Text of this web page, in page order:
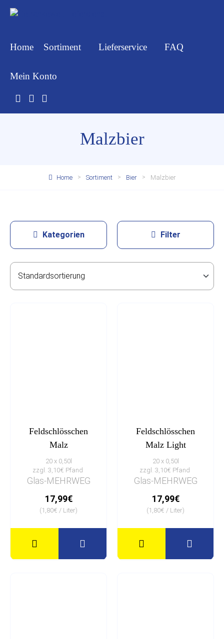
Home Sortiment Lieferservice FAQ
Mein Konto
Malzbier
Home Sortiment Bier Malzbier
Kategorien Filter
Feldschlösschen
Malz
20 x 0,50l
zzgl. 3,10€ Pfand
Glas-MEHRWEG
17,99€
(1,80€ / Liter)
Feldschlösschen
Malz Light
20 x 0,50l
zzgl. 3,10€ Pfand
Glas-MEHRWEG
17,99€
(1,80€ / Liter)